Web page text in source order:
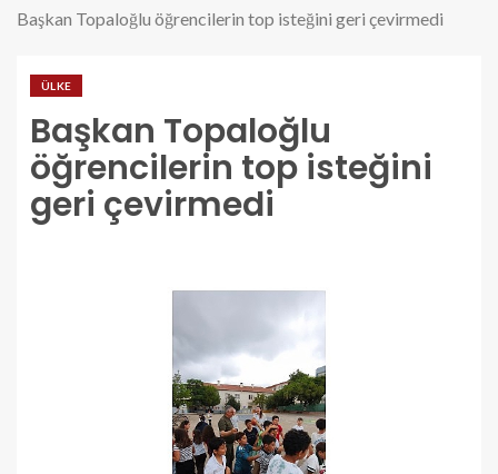
Başkan Topaloğlu öğrencilerin top isteğini geri çevirmedi
ÜLKE
Başkan Topaloğlu
öğrencilerin top isteğini
geri çevirmedi